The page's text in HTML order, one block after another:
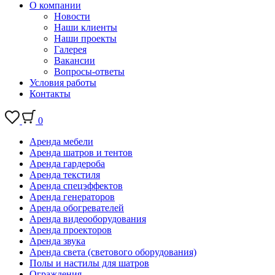
О компании
Новости
Наши клиенты
Наши проекты
Галерея
Вакансии
Вопросы-ответы
Условия работы
Контакты
0
Аренда мебели
Аренда шатров и тентов
Аренда гардероба
Аренда текстиля
Аренда спецэффектов
Аренда генераторов
Аренда обогревателей
Аренда видеооборудования
Аренда проекторов
Аренда звука
Аренда света (светового оборудования)
Полы и настилы для шатров